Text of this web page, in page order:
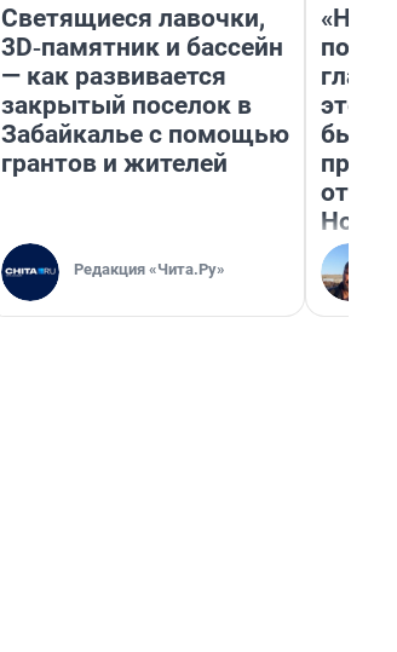
Светящиеся лавочки,
3D‑памятник и бассейн
— как развивается
закрытый поселок в
Забайкалье с помощью
грантов и жителей
Редакция «Чита.Ру»
этого
бьет